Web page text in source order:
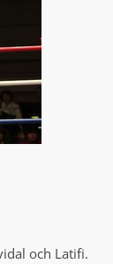
och Latifi.